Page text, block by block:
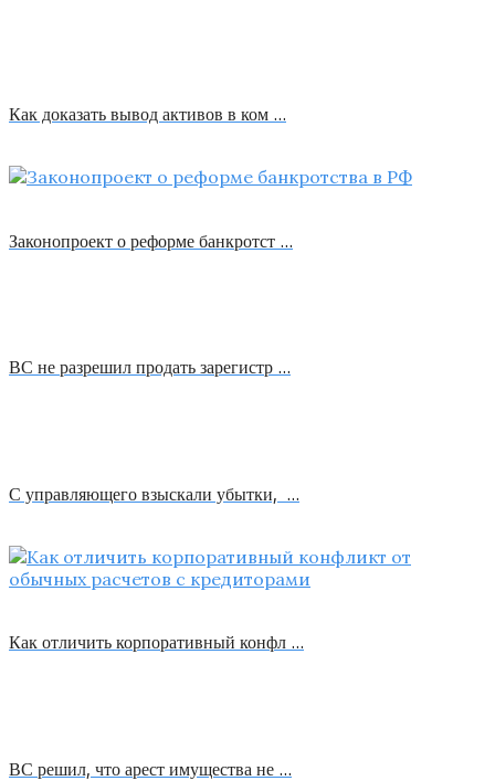
Как доказать вывод активов в ком …
Законопроект о реформе банкротст …
ВС не разрешил продать зарегистр …
С управляющего взыскали убытки, …
Как отличить корпоративный конфл …
ВС решил, что арест имущества не …